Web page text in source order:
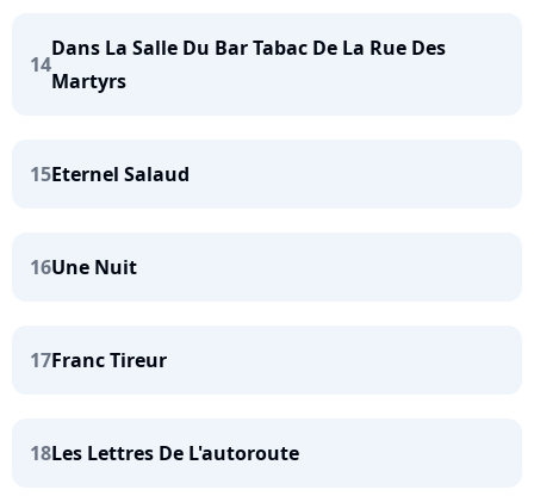
14
Dans La Salle Du Bar Tabac De La Rue Des
Martyrs
15Eternel Salaud
16Une Nuit
17Franc Tireur
18Les Lettres De L'autoroute